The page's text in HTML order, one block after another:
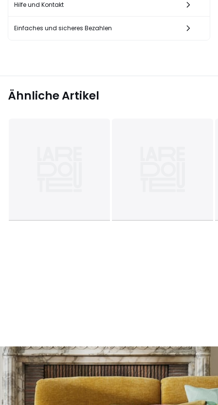
Hilfe und Kontakt
Einfaches und sicheres Bezahlen
Ähnliche Artikel